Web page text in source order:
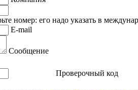
номер: его надо указать в
E-mail
Сообщение
Проверочный код